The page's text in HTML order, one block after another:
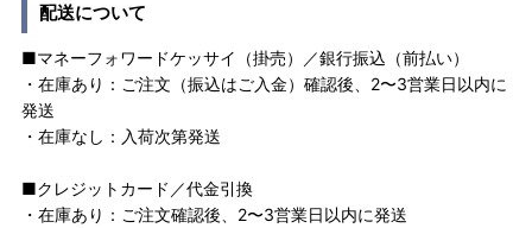
配送について
■マネーフォワードケッサイ（掛売）／銀行振込（前払い）
・在庫あり：ご注文（振込はご入金）確認後、2〜3営業日以内に
発送
・在庫なし：入荷次第発送
■クレジットカード／代金引換
・在庫あり：ご注文確認後、2〜3営業日以内に発送